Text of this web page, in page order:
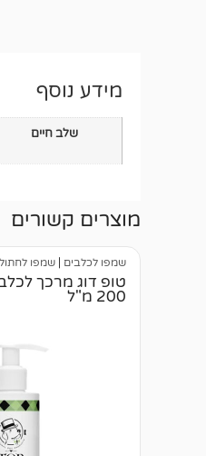
מידע נוסף
שלב חיים
מוצרים קשורים
שמפו לכלבים שמפו
טופ דוג מרכך
200 מ"ל